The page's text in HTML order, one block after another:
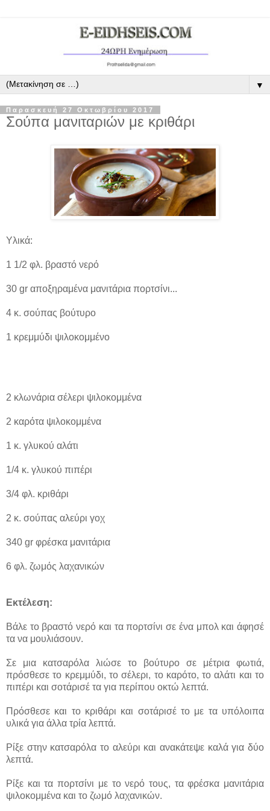
▼
Παρασκευή 27 Οκτωβρίου 2017
Σούπα μανιταριών με κριθάρι
Υλικά:
1 1/2 φλ. βραστό νερό
30 gr αποξηραμένα μανιτάρια πορτσίνι...
4 κ. σούπας βούτυρο
1 κρεμμύδι ψιλοκομμένο
2 κλωνάρια σέλερι ψιλοκομμένα
2 καρότα ψιλοκομμένα
1 κ. γλυκού αλάτι
1/4 κ. γλυκού πιπέρι
3/4 φλ. κριθάρι
2 κ. σούπας αλεύρι γοχ
340 gr φρέσκα μανιτάρια
6 φλ. ζωμός λαχανικών
Εκτέλεση:
Βάλε το βραστό νερό και τα πορτσίνι σε ένα μπολ και άφησέ
τα να μουλιάσουν.
Σε μια κατσαρόλα λιώσε το βούτυρο σε μέτρια φωτιά,
πρόσθεσε το κρεμμύδι, το σέλερι, το καρότο, το αλάτι και το
πιπέρι και σοτάρισέ τα για περίπου οκτώ λεπτά.
Πρόσθεσε και το κριθάρι και σοτάρισέ το με τα υπόλοιπα
υλικά για άλλα τρία λεπτά.
Ρίξε στην κατσαρόλα το αλεύρι και ανακάτεψε καλά για δύο
λεπτά.
Ρίξε και τα πορτσίνι με το νερό τους, τα φρέσκα μανιτάρια
ψιλοκομμένα και το ζωμό λαχανικών.